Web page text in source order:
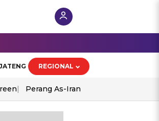
REGIONAL
Perang As-Iran